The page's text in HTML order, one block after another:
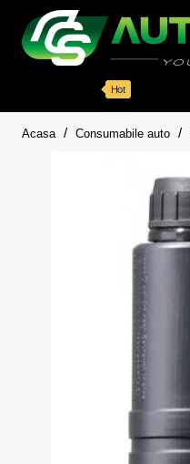
Hot
Acasa homeConsumabile auto